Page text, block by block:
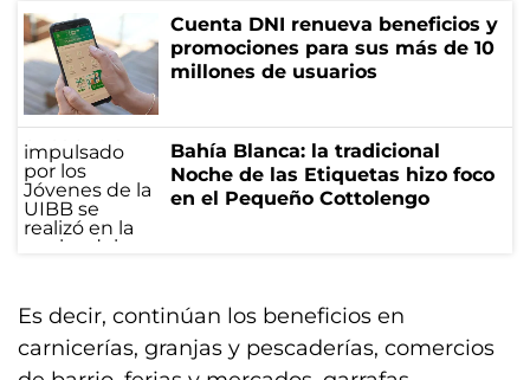
Cuenta DNI renueva beneficios y
promociones para sus más de 10
millones de usuarios
Bahía Blanca: la tradicional
Noche de las Etiquetas hizo foco
en el Pequeño Cottolengo
Es decir, continúan los beneficios en
carnicerías, granjas y pescaderías, comercios